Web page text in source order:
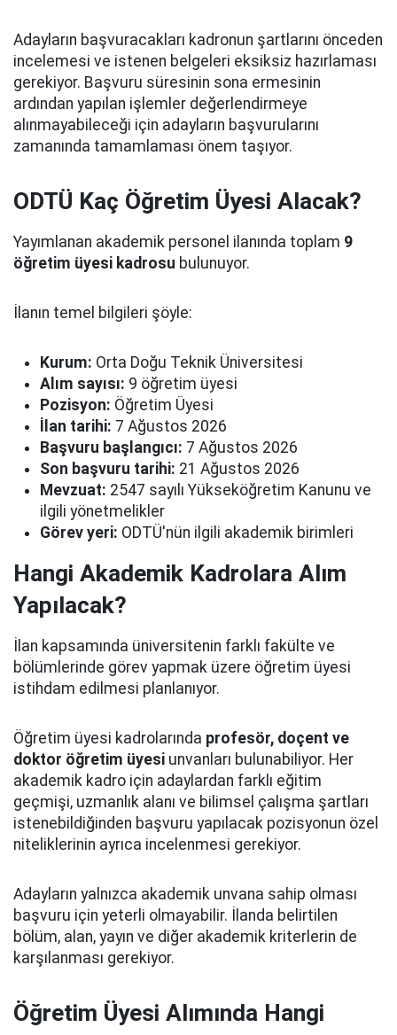
Adayların başvuracakları kadronun şartlarını önceden
incelemesi ve istenen belgeleri eksiksiz hazırlaması
gerekiyor. Başvuru süresinin sona ermesinin
ardından yapılan işlemler değerlendirmeye
alınmayabileceği için adayların başvurularını
zamanında tamamlaması önem taşıyor.
ODTÜ Kaç Öğretim Üyesi Alacak?
Yayımlanan akademik personel ilanında toplam 9
öğretim üyesi kadrosu bulunuyor.
İlanın temel bilgileri şöyle:
Kurum: Orta Doğu Teknik Üniversitesi
Alım sayısı: 9 öğretim üyesi
Pozisyon: Öğretim Üyesi
İlan tarihi: 7 Ağustos 2026
Başvuru başlangıcı: 7 Ağustos 2026
Son başvuru tarihi: 21 Ağustos 2026
Mevzuat: 2547 sayılı Yükseköğretim Kanunu ve
ilgili yönetmelikler
Görev yeri: ODTÜ'nün ilgili akademik birimleri
Hangi Akademik Kadrolara Alım
Yapılacak?
İlan kapsamında üniversitenin farklı fakülte ve
bölümlerinde görev yapmak üzere öğretim üyesi
istihdam edilmesi planlanıyor.
Öğretim üyesi kadrolarında profesör, doçent ve
doktor öğretim üyesi unvanları bulunabiliyor. Her
akademik kadro için adaylardan farklı eğitim
geçmişi, uzmanlık alanı ve bilimsel çalışma şartları
istenebildiğinden başvuru yapılacak pozisyonun özel
niteliklerinin ayrıca incelenmesi gerekiyor.
Adayların yalnızca akademik unvana sahip olması
başvuru için yeterli olmayabilir. İlanda belirtilen
bölüm, alan, yayın ve diğer akademik kriterlerin de
karşılanması gerekiyor.
Öğretim Üyesi Alımında Hangi